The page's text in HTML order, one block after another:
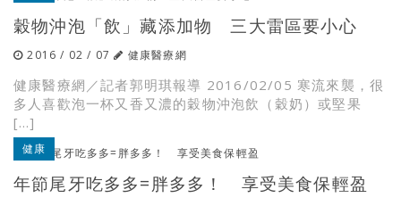
穀物沖泡「飲」藏添加物 三大雷區要小心
2016 / 02 / 07 健康醫療網
健康醫療網／記者郭明琪報導 2016/02/05 寒流來襲，很
多人喜歡泡一杯又香又濃的穀物沖泡飲（穀奶）或堅果
[…]
健康
年節尾牙吃多多=胖多多！ 享受美食保輕盈